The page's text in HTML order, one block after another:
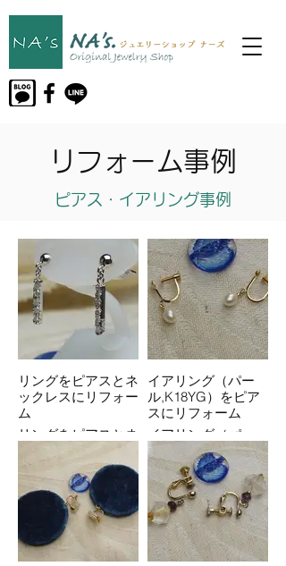
リフォーム事例
ピアス・イアリング事例
リングをピアスとネ
ックレスにリフォー
ム
リングをピアスとネ
ックレスにリフォー
ム
イアリング（パー
ル,K18YG）をピア
スにリフォーム
イアリング（パー
ル,K18YG）をピア
スにリフォーム